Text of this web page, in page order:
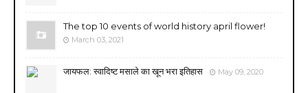
The top 10 events of world history april flower!
March 03, 2021
जायफल: स्वादिष्ट मसाले का खून भरा इतिहास May 09, 2020